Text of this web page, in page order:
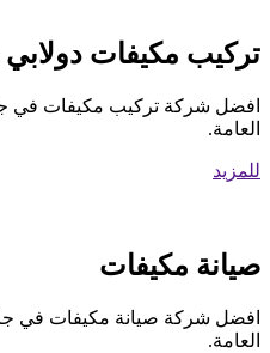
تركيب مكيفات
افضل شركة تركيب مكيفات في
العامة.
للمزيد
صيانة مكيفات
افضل شركة صيانة مكيفات في
العامة.